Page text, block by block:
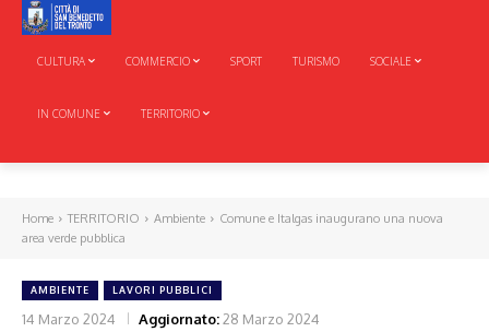
CULTURA COMMERCIO SPORT TURISMO SOCIALE
IN COMUNE TERRITORIO
Home TERRITORIO Ambiente
Comune e Italgas inaugurano una nuova
area verde pubblica
AMBIENTE LAVORI PUBBLICI
14 Marzo 2024 Aggiornato: 28 Marzo 2024